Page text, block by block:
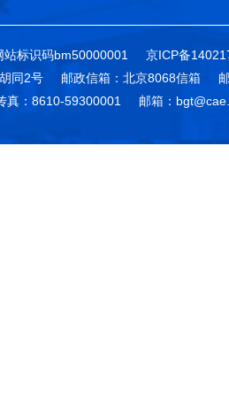
站标识码bm50000001
京ICP备
同2号
邮政信箱：北京8068信箱
真：8610-59300001 邮箱：